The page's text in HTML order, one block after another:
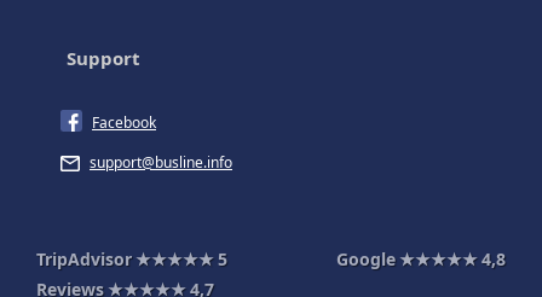
Support
Facebook
support@busline.info
TripAdvisor ★★★★★5 Google ★★★★★4,8
Reviews ★★★★★4,7